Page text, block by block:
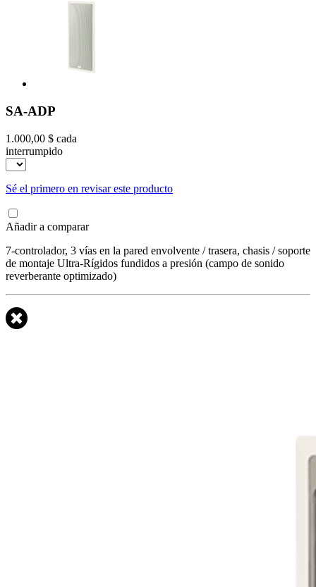
SA-ADP
1.000,00 $ cada
interrumpido
Sé el primero en revisar este producto
Añadir a comparar
7-controlador, 3 vías en la pared envolvente / trasera, chasis / soporte
de montaje Ultra-Rígidos fundidos a presión (campo de sonido
reverberante optimizado)